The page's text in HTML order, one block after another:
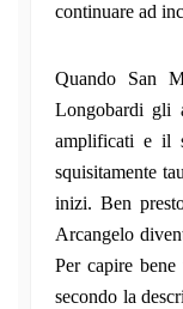
continuare ad
Quando San
Longobardi gli
amplificati e il
squisitamente
inizi. Ben
Arcangelo
Per capire bene
secondo la